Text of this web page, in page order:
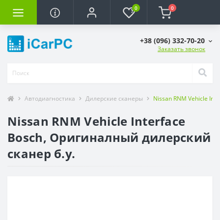
0 0
+38 (096) 332-70-20
Заказать звонок
Автодиагностика Дилерские сканеры Nissan RNM Vehicle
Nissan RNM Vehicle Interface
Bosch, Оригиналный дилерский
сканер б.у.